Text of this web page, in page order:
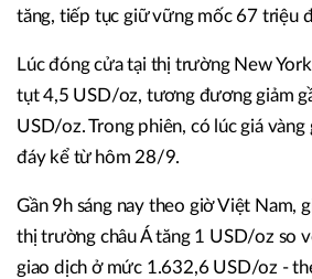
tăng, tiếp tục giữ vững mốc 67 triệu
Lúc đóng cửa tại thị trường New
tụt 4,5 USD/oz, tương đương giảm
USD/oz. Trong phiên, có lúc giá vàng
đáy kể từ hôm 28/9.
Gần 9h sáng nay theo giờ Việt Nam,
thị trường châu Á tăng 1 USD/oz so
giao dịch ở mức 1.632,6 USD/oz -